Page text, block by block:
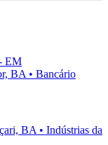
EM
BA • Bancário
BA • Indústrias da